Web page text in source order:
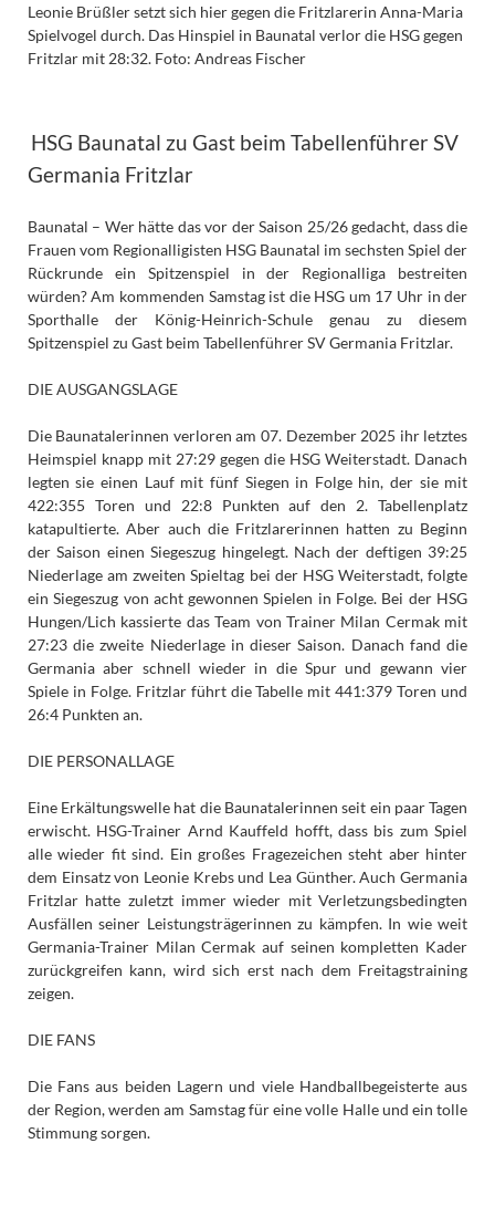
Leonie Brüßler setzt sich hier gegen die Fritzlarerin Anna-Maria
Spielvogel durch. Das Hinspiel in Baunatal verlor die HSG gegen
Fritzlar mit 28:32. Foto: Andreas Fischer
HSG Baunatal zu Gast beim Tabellenführer SV
Germania Fritzlar
Baunatal – Wer hätte das vor der Saison 25/26 gedacht, dass die
Frauen vom Regionalligisten HSG Baunatal im sechsten Spiel der
Rückrunde ein Spitzenspiel in der Regionalliga bestreiten
würden? Am kommenden Samstag ist die HSG um 17 Uhr in der
Sporthalle der König-Heinrich-Schule genau zu diesem
Spitzenspiel zu Gast beim Tabellenführer SV Germania Fritzlar.
DIE AUSGANGSLAGE
Die Baunatalerinnen verloren am 07. Dezember 2025 ihr letztes
Heimspiel knapp mit 27:29 gegen die HSG Weiterstadt. Danach
legten sie einen Lauf mit fünf Siegen in Folge hin, der sie mit
422:355 Toren und 22:8 Punkten auf den 2. Tabellenplatz
katapultierte. Aber auch die Fritzlarerinnen hatten zu Beginn
der Saison einen Siegeszug hingelegt. Nach der deftigen 39:25
Niederlage am zweiten Spieltag bei der HSG Weiterstadt, folgte
ein Siegeszug von acht gewonnen Spielen in Folge. Bei der HSG
Hungen/Lich kassierte das Team von Trainer Milan Cermak mit
27:23 die zweite Niederlage in dieser Saison. Danach fand die
Germania aber schnell wieder in die Spur und gewann vier
Spiele in Folge. Fritzlar führt die Tabelle mit 441:379 Toren und
26:4 Punkten an.
DIE PERSONALLAGE
Eine Erkältungswelle hat die Baunatalerinnen seit ein paar Tagen
erwischt. HSG-Trainer Arnd Kauffeld hofft, dass bis zum Spiel
alle wieder fit sind. Ein großes Fragezeichen steht aber hinter
dem Einsatz von Leonie Krebs und Lea Günther. Auch Germania
Fritzlar hatte zuletzt immer wieder mit Verletzungsbedingten
Ausfällen seiner Leistungsträgerinnen zu kämpfen. In wie weit
Germania-Trainer Milan Cermak auf seinen kompletten Kader
zurückgreifen kann, wird sich erst nach dem Freitagstraining
zeigen.
DIE FANS
Die Fans aus beiden Lagern und viele Handballbegeisterte aus
der Region, werden am Samstag für eine volle Halle und ein tolle
Stimmung sorgen.